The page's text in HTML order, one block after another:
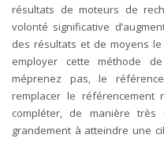
résultats de moteurs de
volonté significative
des résultats et de moyens
employer cette méthode
méprenez pas, le
remplacer le
compléter, de manière très
grandement à atteindre une